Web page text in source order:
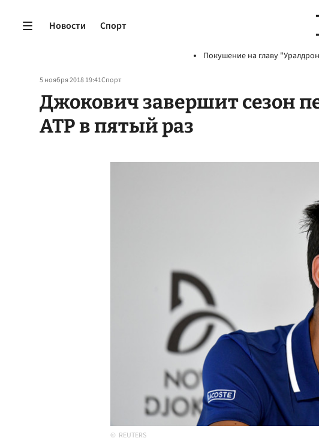
Новости Спорт
Покушение на главу
5 ноября 2018 19:41Спорт
Джокович завершит сезон
ATP в пятый раз
REUTERS